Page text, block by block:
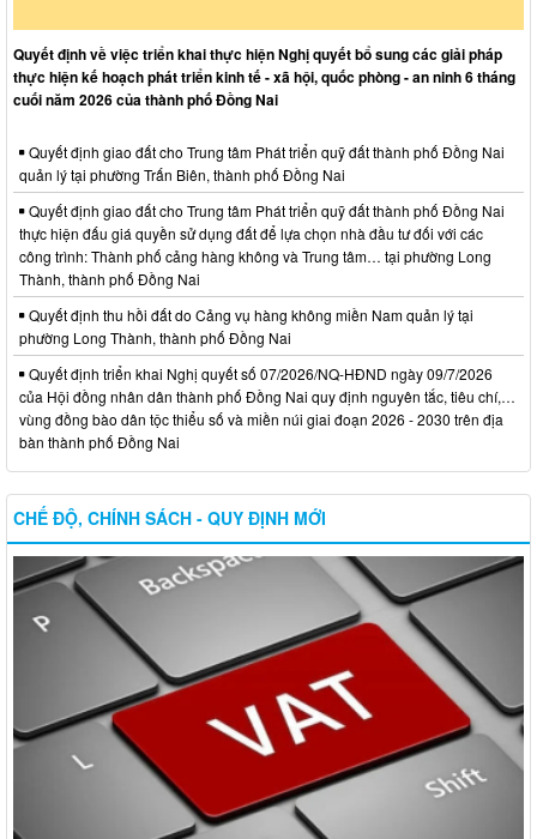
Quyết định về việc triển khai thực hiện Nghị quyết bổ sung các giải pháp
thực hiện kế hoạch phát triển kinh tế - xã hội, quốc phòng - an ninh 6 tháng
cuối năm 2026 của thành phố Đồng Nai
Quyết định giao đất cho Trung tâm Phát triển quỹ đất thành phố Đồng Nai
quản lý tại phường Trấn Biên, thành phố Đồng Nai
Quyết định giao đất cho Trung tâm Phát triển quỹ đất thành phố Đồng Nai
thực hiện đấu giá quyền sử dụng đất để lựa chọn nhà đầu tư đối với các
công trình: Thành phố cảng hàng không và Trung tâm… tại phường Long
Thành, thành phố Đồng Nai
Quyết định thu hồi đất do Cảng vụ hàng không miền Nam quản lý tại
phường Long Thành, thành phố Đồng Nai
Quyết định triển khai Nghị quyết số 07/2026/NQ-HĐND ngày 09/7/2026
của Hội đồng nhân dân thành phố Đồng Nai quy định nguyên tắc, tiêu chí,…
vùng đồng bào dân tộc thiểu số và miền núi giai đoạn 2026 - 2030 trên địa
bàn thành phố Đồng Nai
CHẾ ĐỘ, CHÍNH SÁCH - QUY ĐỊNH MỚI